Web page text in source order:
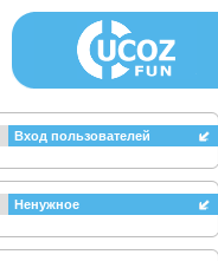
Вход пользователей
Ненужное